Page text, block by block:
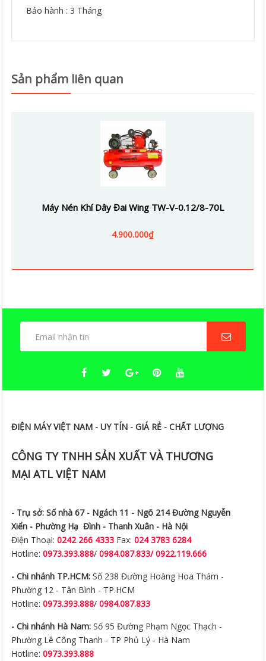
Bảo hành : 3 Tháng
Sản phẩm liên quan
Máy Nén Khí Dây Đai Wing TW-V-0.12/8-70L
4.900.000₫
ĐIỆN MÁY VIỆT NAM - UY TÍN - GIÁ RẺ - CHẤT LƯỢNG
CÔNG TY TNHH SẢN XUẤT VÀ THƯƠNG
MẠI ATL VIỆT NAM
- Trụ sở: Số nhà 67 - Ngách 11 - Ngõ 214 Đường Nguyễn
Xiển - Phường Hạ Đình - Thanh Xuân - Hà Nội
Điện Thoại:0242 266 4333 Fax:024 3783 6284
Hotline:0973.393.888/0984.087.833/ 0922.119.666
- Chi nhánh TP.HCM: Số 238 Đường Hoàng Hoa Thám -
Phường 12 - Tân Bình - TP.HCM
Hotline:0973.393.888/0984.087.833
- Chi nhánh Hà Nam: Số 95 Đường Phạm Ngọc Thạch -
Phường Lê Công Thanh - TP Phủ Lý - Hà Nam
Hotline:0973.393.888